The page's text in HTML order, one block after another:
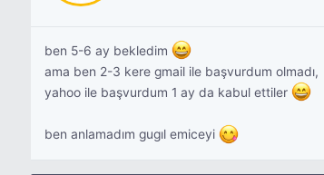
ben 5-6 ay bekledim
ama ben 2-3 kere gmail ile başvurdum olmadı,
yahoo ile başvurdum 1 ay da kabul ettiler
ben anlamadım gugıl emiceyi